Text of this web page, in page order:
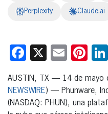
Perplexity Claude.ai
Facebook
X Email
AUSTIN, TX — 14 de
NEWSWIRE) — Phunware,
(NASDAQ: PHUN), una